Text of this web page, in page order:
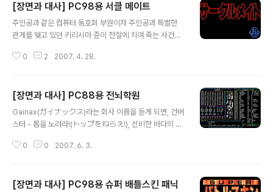
작품은 일반용 작품이지만 게임 진행에 따라 일부 서비스
장면을 볼 수 있어 소개합니다. 주인공이 카즈미 리큐르를
포함해 한 명의 AMP 요원(야미구모 나미,사이코 유코, 키
조사하던 중에 3층의 1등객실에 들렀을 때 욕실을 발견하
[장면과 대사] PC98용 서클 메이트
주인공과 같은 컴퓨터 동호회 부원이자 주인공과 특별한
관계를 맺고 있던 키리시마 쥰이 전철에 치여 죽는 사건이
그린 Bonbeebonbon(ボンびいボンボン)의 PC98용
죽은 상황을 소개하면서 온몸이 부서지고 머리는 사고 현
장에서 400m 떨어진 곳에서 발견되었다고 하더군요.(자
살? 또는 타살?) 그리고, 장례식에서 이 일에 대해 쥰의 어
갔느냐며 히스테리 반응을 보입니다. 뉴스를 보면 전철에
0 2 2007. 4. 28.
[장면과 대사] PC88용 전뇌학원
Gainax(ガイナックス)라는 회사 이름을 듣게 되면, 건버
스터 - 톱을 노려라!(トップをねらえ!), 신비한 바다의 나
紀エヴァンゲリオン), 마호로매틱(まほろまてぃっく)
프린세스 메이커(プリンセスメーカー) 시리즈가 생각나
0 0 2007. 6. 3.
[장면과 대사] PC98용 슈퍼 배틀스킨 패닉